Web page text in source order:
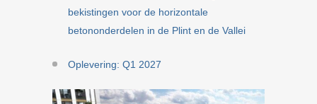
bekistingen voor de horizontale
betononderdelen in de Plint en de Vallei
Oplevering: Q1 2027